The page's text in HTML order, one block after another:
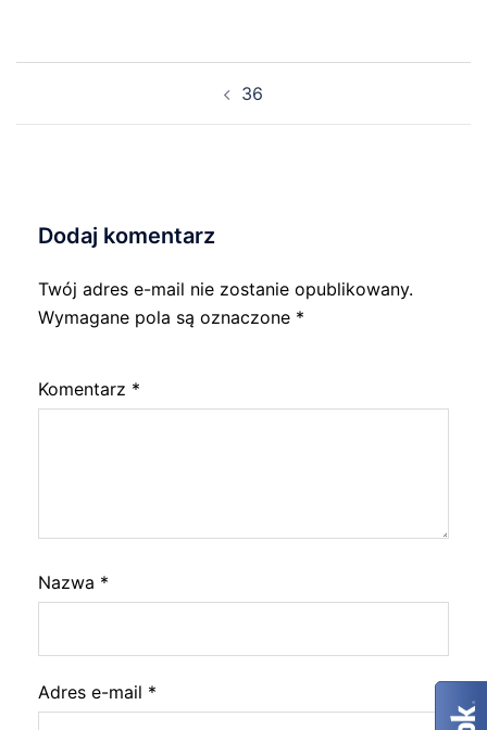
36
Dodaj komentarz
Twój adres e-mail nie zostanie opublikowany.
Wymagane pola są oznaczone *
Komentarz *
Nazwa *
Adres e-mail *